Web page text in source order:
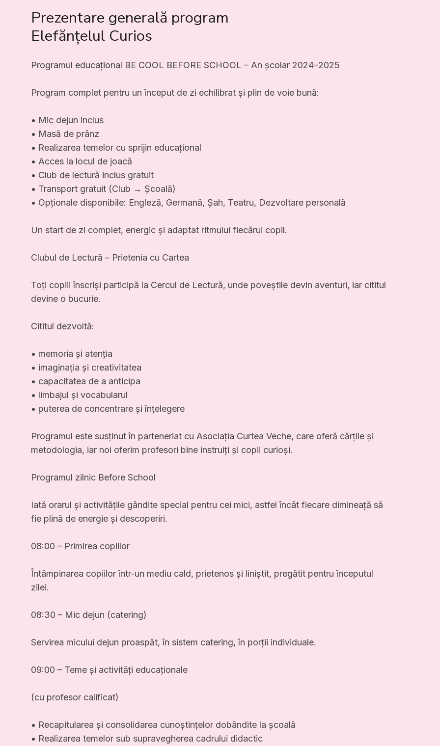
Prezentare generală program
Elefănțelul Curios
Programul educațional BE COOL BEFORE SCHOOL – An școlar 2024–2025
Program complet pentru un început de zi echilibrat și plin de voie bună:
• Mic dejun inclus
• Masă de prânz
• Realizarea temelor cu sprijin educațional
• Acces la locul de joacă
• Club de lectură inclus gratuit
• Transport gratuit (Club → Școală)
• Opționale disponibile: Engleză, Germană, Șah, Teatru, Dezvoltare personală
Un start de zi complet, energic și adaptat ritmului fiecărui copil.
Clubul de Lectură – Prietenia cu Cartea
Toți copiii înscriși participă la Cercul de Lectură, unde poveștile devin aventuri, iar cititul
devine o bucurie.
Cititul dezvoltă:
• memoria și atenția
• imaginația și creativitatea
• capacitatea de a anticipa
• limbajul și vocabularul
• puterea de concentrare și înțelegere
Programul este susținut în parteneriat cu Asociația Curtea Veche, care oferă cărțile și
metodologia, iar noi oferim profesori bine instruiți și copii curioși.
Programul zilnic Before School
Iată orarul și activitățile gândite special pentru cei mici, astfel încât fiecare dimineață să
fie plină de energie și descoperiri.
08:00 – Primirea copiilor
Întâmpinarea copiilor într-un mediu cald, prietenos și liniștit, pregătit pentru începutul
zilei.
08:30 – Mic dejun (catering)
Servirea micului dejun proaspăt, în sistem catering, în porții individuale.
09:00 – Teme și activități educaționale
(cu profesor calificat)
• Recapitularea și consolidarea cunoștințelor dobândite la școală
• Realizarea temelor sub supravegherea cadrului didactic